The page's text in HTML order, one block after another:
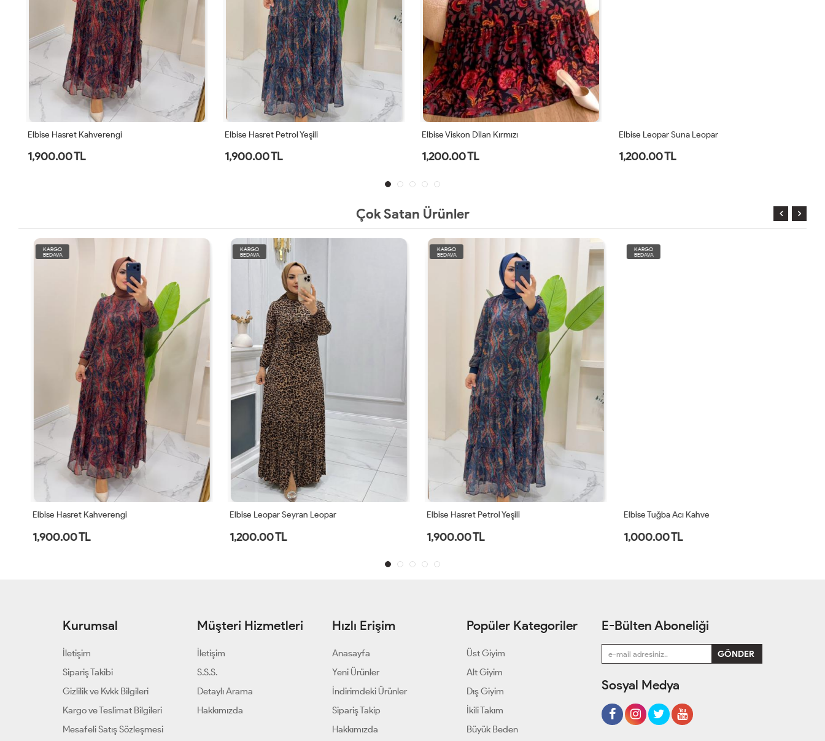
Elbise Hasret Kahverengi
1,900.00 TL
Elbise Hasret Petrol Yeşili
1,900.00 TL
Elbise Viskon Dilan Kırmızı
1,200.00 TL
Elbise Leopar Suna Leopar
1,200.00 TL
Çok Satan Ürünler
KARGO
BEDAVA
Elbise Hasret Kahverengi
1,900.00 TL
KARGO
BEDAVA
Elbise Leopar Seyran Leopar
1,200.00 TL
KARGO
BEDAVA
Elbise Hasret Petrol Yeşili
1,900.00 TL
KARGO
BEDAVA
Elbise Tuğba Acı Kahve
1,000.00 TL
Kurumsal
İletişim
Sipariş Takibi
Gizlilik ve Kvkk Bilgileri
Kargo ve Teslimat Bilgileri
Mesafeli Satış Sözleşmesi
Müşteri Hizmetleri
İletişim
S.S.S.
Detaylı Arama
Hakkımızda
Hızlı Erişim
Anasayfa
Yeni Ürünler
İndirimdeki Ürünler
Sipariş Takip
Hakkımızda
Popüler Kategoriler
Üst Giyim
Alt Giyim
Dış Giyim
İkili Takım
Büyük Beden
E-Bülten Aboneliği
Sosyal Medya